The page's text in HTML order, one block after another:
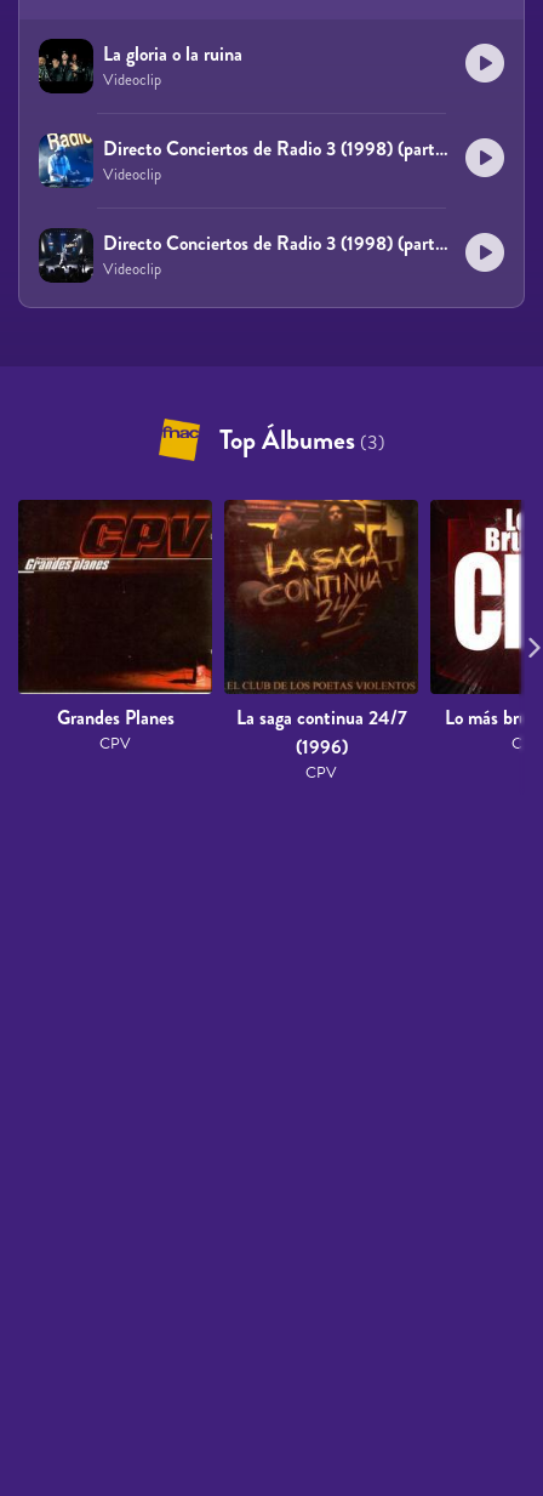
La gloria o la ruina
Videoclip
Directo Conciertos de Radio 3 (1998) (parte 1)
Videoclip
Directo Conciertos de Radio 3 (1998) (parte 2 de 4)
Videoclip
Top Álbumes (3)
Grandes Planes
CPV
La saga continua 24/7
(1996)
CPV
Lo más
CPV